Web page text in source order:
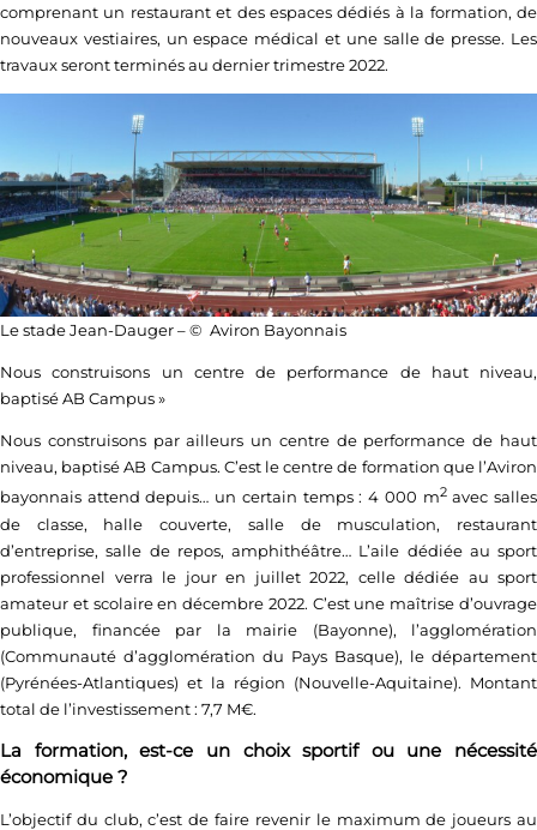
comprenant un restaurant et des espaces dédiés à la formation, de
nouveaux vestiaires, un espace médical et une salle de presse. Les
travaux seront terminés au dernier trimestre 2022.
Le stade Jean-Dauger – © Aviron Bayonnais
Nous construisons un centre de performance de haut niveau,
baptisé AB Campus»
Nous construisons par ailleurs un centre de performance de haut
niveau, baptisé AB Campus. C’est le centre de formation que l’Aviron
bayonnais attend depuis… un certain temps : 4 000 m2avec salles
de classe, halle couverte, salle de musculation, restaurant
d’entreprise, salle de repos, amphithéâtre… L’aile dédiée au sport
professionnel verra le jour en juillet 2022, celle dédiée au sport
amateur et scolaire en décembre 2022. C’est une maîtrise d’ouvrage
publique, financée par la mairie (Bayonne), l’agglomération
(Communauté d’agglomération du Pays Basque), le département
(Pyrénées-Atlantiques) et la région (Nouvelle-Aquitaine). Montant
total de l’investissement : 7,7 M€.
La formation, est-ce un choix sportif ou une nécessité
économique ?
L’objectif du club, c’est de faire revenir le maximum de joueurs au